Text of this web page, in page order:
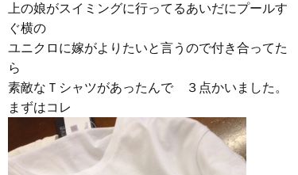
上の娘がスイミングに行ってるあいだにプールす
ぐ横の
ユニクロに嫁がよりたいと言うので付き合ってた
ら
素敵なＴシャツがあったんで ３点かいました。
まずはコレ